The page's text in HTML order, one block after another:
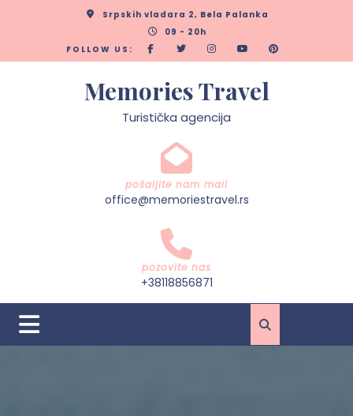
Srpskih vladara 2, Bela Palanka
09 - 20h
FOLLOW US:
Memories Travel
Turistička agencija
pošaljite nam mail
office@memoriestravel.rs
pozovite nas
+38118856871
Open